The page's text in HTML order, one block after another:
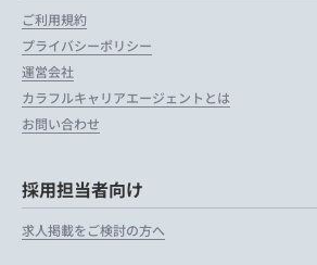
ご利用規約
プライバシーポリシー
運営会社
カラフルキャリアエージェントとは
お問い合わせ
採用担当者向け
求人掲載をご検討の方へ